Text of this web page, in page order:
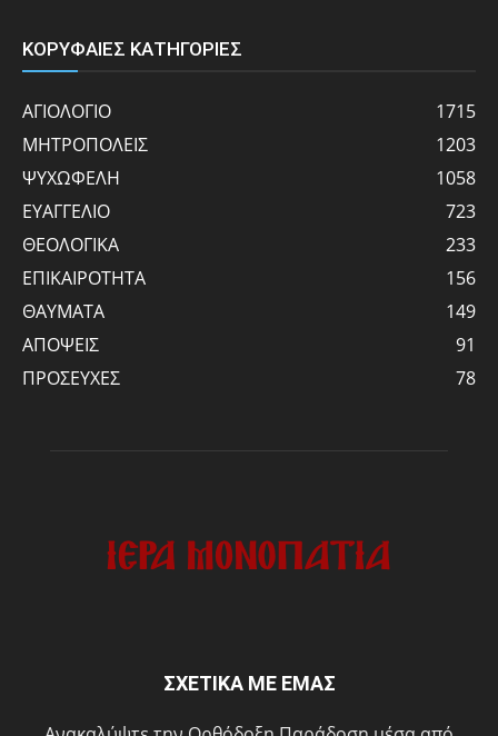
ΚΟΡΥΦΑΙΕΣ ΚΑΤΗΓΟΡΙΕΣ
ΑΓΙΟΛΟΓΙΟ
1715
ΜΗΤΡΟΠΟΛΕΙΣ
1203
ΨΥΧΩΦΕΛΗ
1058
ΕΥΑΓΓΕΛΙΟ
723
ΘΕΟΛΟΓΙΚΑ
233
ΕΠΙΚΑΙΡΟΤΗΤΑ
156
ΘΑΥΜΑΤΑ
149
ΑΠΟΨΕΙΣ
91
ΠΡΟΣΕΥΧΕΣ
78
ΣΧΕΤΙΚΑ ΜΕ ΕΜΑΣ